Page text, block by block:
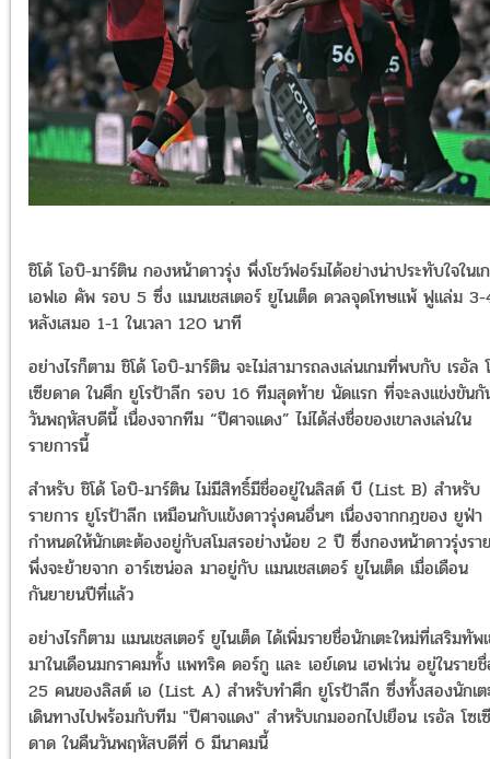
ชิโด้ โอบิ-มาร์ติน กองหน้าดาวรุ่ง พึ่งโชว์ฟอร์มได้อย่างน่าประทับใจในเ
เอฟเอ คัพ รอบ 5 ซึ่ง แมนเชสเตอร์ ยูไนเต็ด ดวลจุดโทษแพ้ ฟูแล่ม
หลังเสมอ 1-1 ในเวลา 120 นาที
อย่างไรก็ตาม ชิโด้ โอบิ-มาร์ติน จะไม่สามารถลงเล่นเกมที่พบกับ เรอัล
เซียดาด ในศึก ยูโรป้าลีก รอบ 16 ทีมสุดท้าย นัดแรก ที่จะลงแข่งขันกั
วันพฤหัสบดีนี้ เนื่องจากทีม “ปีศาจแดง” ไม่ได้ส่งชื่อของเขาลงเล่นใน
รายการนี้
สำหรับ ชิโด้ โอบิ-มาร์ติน ไม่มีสิทธิ์มีชื่ออยู่ในลิสต์ บี (List B) สำหรับ
รายการ ยูโรป้าลีก เหมือนกับแข้งดาวรุ่งคนอื่นๆ เนื่องจากกฎของ ยูฟ่า
กำหนดให้นักเตะต้องอยู่กับสโมสรอย่างน้อย 2 ปี ซึ่งกองหน้าดาวรุ่งรา
พึ่งจะย้ายจาก อาร์เซน่อล มาอยู่กับ แมนเชสเตอร์ ยูไนเต็ด เมื่อเดือน
กันยายนปีที่แล้ว
อย่างไรก็ตาม แมนเชสเตอร์ ยูไนเต็ด ได้เพิ่มรายชื่อนักเตะใหม่ที่เสริมทัพ
มาในเดือนมกราคมทั้ง แพทริค ดอร์กู และ เอย์เดน เฮฟเว่น อยู่ในราย
25 คนของลิสต์ เอ (List A) สำหรับทำศึก ยูโรป้าลีก ซึ่งทั้งสองนักเต
เดินทางไปพร้อมกับทีม "ปีศาจแดง" สำหรับเกมออกไปเยือน เรอัล โซเ
ดาด ในคืนวันพฤหัสบดีที่ 6 มีนาคมนี้